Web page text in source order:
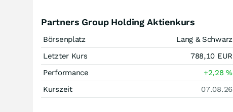
Partners Group Holding Aktienkurs
Börsenplatz
Lang & Schwarz
Letzter Kurs
788,10 EUR
Performance
+2,28%
Kurszeit
07.08.26